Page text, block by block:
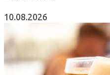
10.08.2026